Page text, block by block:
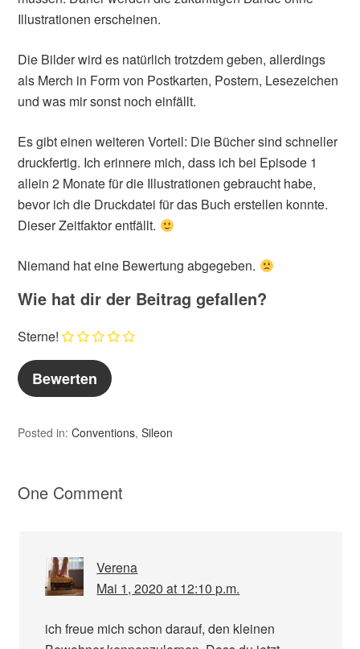
Illustrationen erscheinen.
Die Bilder wird es natürlich trotzdem geben, allerdings
als Merch in Form von Postkarten, Postern, Lesezeichen
und was mir sonst noch einfällt.
Es gibt einen weiteren Vorteil: Die Bücher sind schneller
druckfertig. Ich erinnere mich, dass ich bei Episode 1
allein 2 Monate für die Illustrationen gebraucht habe,
bevor ich die Druckdatei für das Buch erstellen konnte.
Dieser Zeitfaktor entfällt.
Niemand hat eine Bewertung abgegeben.
Wie hat dir der Beitrag gefallen?
Sterne!
Posted in:Conventions,Sileon
One Comment
Verena
Mai 1, 2020 at 12:10 p.m.
ich freue mich schon darauf, den kleinen